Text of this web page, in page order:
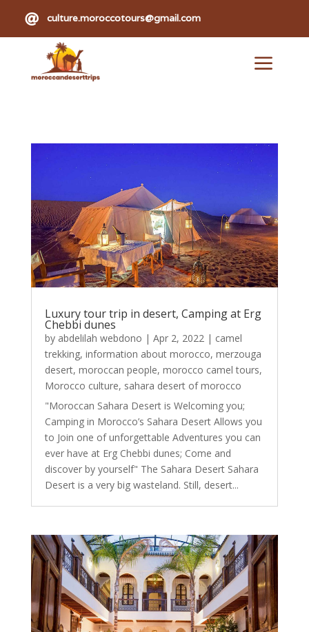
 culture.moroccotours@gmail.com
a
Luxury tour trip in desert, Camping at Erg
Chebbi dunes
by abdelilah webdono | Apr 2, 2022| camel
trekking, information about morocco, merzouga
desert, moroccan people, morocco camel tours,
Morocco culture, sahara desert of morocco
"Moroccan Sahara Desert is Welcoming you;
Camping in Morocco’s Sahara Desert Allows you
to Join one of unforgettable Adventures you can
ever have at Erg Chebbi dunes; Come and
discover by yourself" The Sahara Desert Sahara
Desert is a very big wasteland. Still, desert...